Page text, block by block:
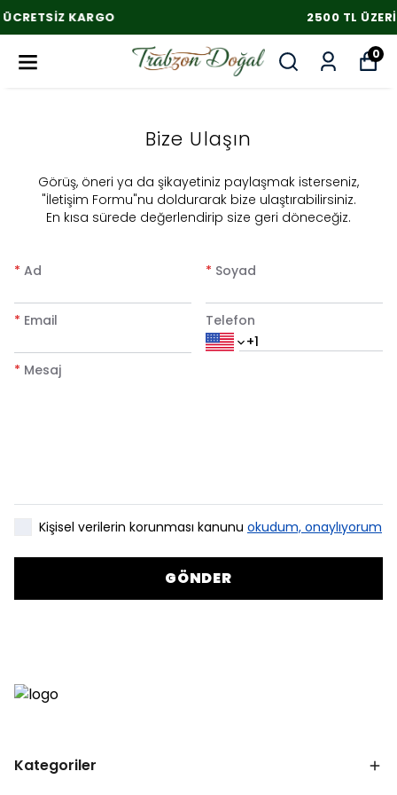
2500 TL ÜZERI ÜCRETSIZ KARGO
0
Bize Ulaşın
​Görüş, öneri ya da şikayetiniz paylaşmak isterseniz,
"İletişim Formu"nu doldurarak bize ulaştırabilirsiniz.
En kısa sürede değerlendirip size geri döneceğiz.
* Ad * Soyad
* Email Telefon
* Mesaj
Kişisel verilerin korunması kanunu okudum, onaylıyorum
GÖNDER
Kategoriler